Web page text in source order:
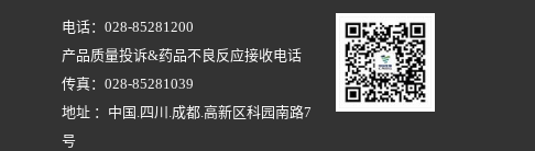
电话：028-85281200
产品质量投诉&药品不良反应接收电话
传真：028-85281039
地址 ：中国.四川.成都.高新区科园南路7
号